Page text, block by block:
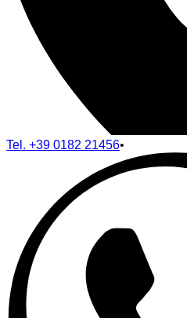
Tel. +39 0182 21456•